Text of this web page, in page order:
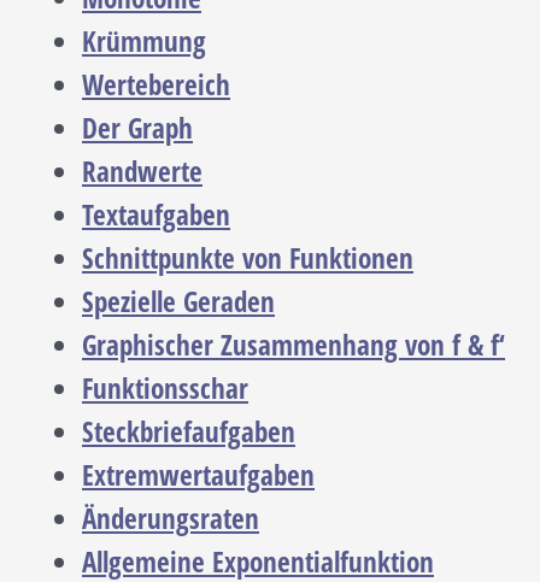
Krümmung
Wertebereich
Der Graph
Randwerte
Textaufgaben
Schnittpunkte von Funktionen
Spezielle Geraden
Graphischer Zusammenhang von f & f‘
Funktionsschar
Steckbriefaufgaben
Extremwertaufgaben
Änderungsraten
Allgemeine Exponentialfunktion